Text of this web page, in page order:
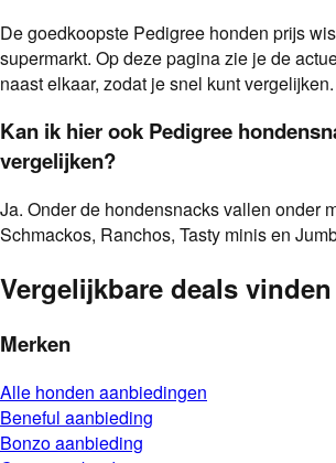
De goedkoopste Pedigree honden prijs
supermarkt. Op deze pagina zie je de
naast elkaar, zodat je snel kunt vergelijken.
Kan ik hier ook Pedigree
vergelijken?
Ja. Onder de hondensnacks vallen onder
Schmackos, Ranchos, Tasty minis en
Vergelijkbare deals vinden
Merken
Alle honden aanbiedingen
Beneful aanbieding
Bonzoaanbieding